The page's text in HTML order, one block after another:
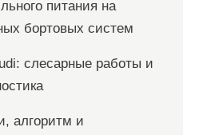
питания на
бортовых систем
слесарные работы и
алгоритм и